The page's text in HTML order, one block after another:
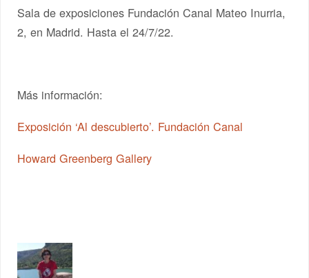
Sala de exposiciones Fundación Canal Mateo Inurria,
2, en Madrid. Hasta el 24/7/22.
Más información:
Exposición ‘Al descubierto’. Fundación Canal
Howard Greenberg Gallery